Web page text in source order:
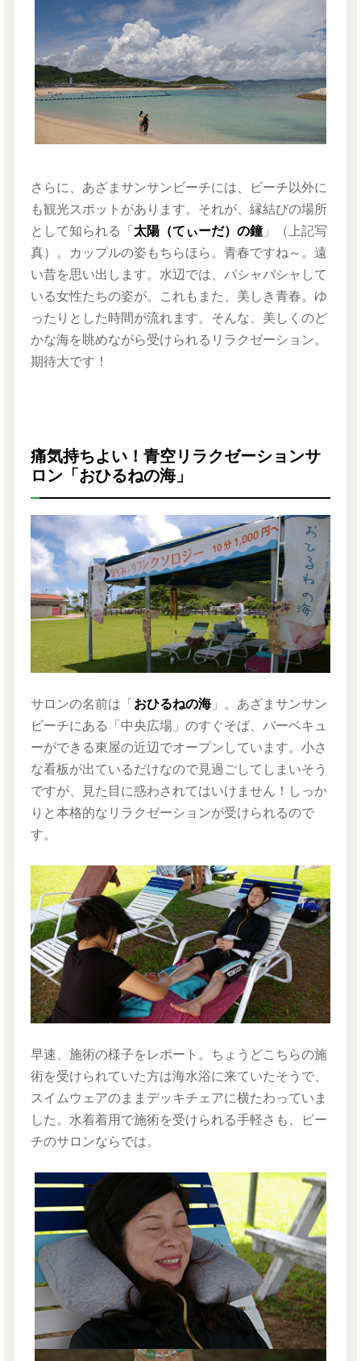
さらに、あざまサンサンビーチには、ビーチ以外に
も観光スポットがあります。それが、縁結びの場所
として知られる「 太陽（てぃーだ）の鐘」（上記写
真）。カップルの姿もちらほら。青春ですね～。遠
い昔を思い出します。水辺では、パシャパシャして
いる女性たちの姿が。これもまた、美しき青春。ゆ
ったりとした時間が流れます。そんな、美しくのど
かな海を眺めながら受けられるリラクゼーション。
期待大です！
痛気持ちよい！青空リラクゼーションサ
ロン「おひるねの海」
サロンの名前は「 おひるねの海」。あざまサンサン
ビーチにある「中央広場」のすぐそば、バーベキュ
ーができる東屋の近辺でオープンしています。小さ
な看板が出ているだけなので見過ごしてしまいそう
ですが、見た目に惑わされてはいけません！しっか
りと本格的なリラクゼーションが受けられるので
す。
早速、施術の様子をレポート。ちょうどこちらの施
術を受けられていた方は海水浴に来ていたそうで、
スイムウェアのままデッキチェアに横たわっていま
した。水着着用で施術を受けられる手軽さも、ビー
チのサロンならでは。